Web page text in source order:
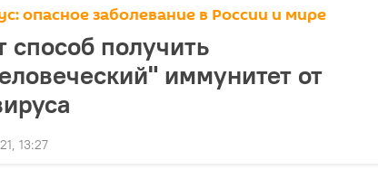
опасное заболевание в России и мире
способ получить
иммунитет от
13:27